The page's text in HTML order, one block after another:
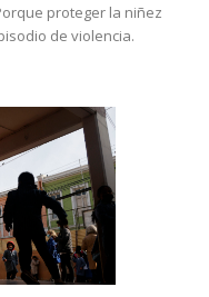
proteger la niñez
de violencia.